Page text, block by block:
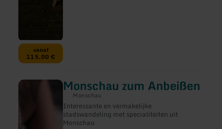
vanaf
115,00 €
Monschau zum Anbeißen
Monschau
Interessante en vermakelijke
stadswandeling met specialiteiten uit
Monschau
meer